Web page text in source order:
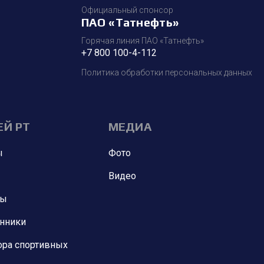
Официальный спонсор
ПАО «Татнефть»
Горячая линия ПАО «Татнефть»
+7 800 100-4-112
Политика обработки персональных данных
РТ
спортивных
МЕДИА
Фото
Видео